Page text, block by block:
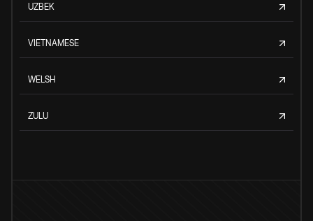
UZBEK
VIETNAMESE
WELSH
ZULU